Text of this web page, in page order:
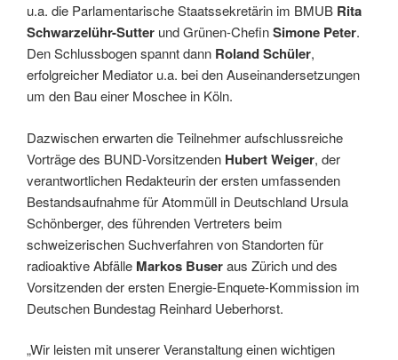
u.a. die Parlamentarische Staatssekretärin im BMUB Rita
Schwarzelühr-Sutter und Grünen-ChefinSimone Peter.
Den Schlussbogen spannt dann Roland Schüler,
erfolgreicher Mediator u.a. bei den Auseinandersetzungen
um den Bau einer Moschee in Köln.
Dazwischen erwarten die Teilnehmer aufschlussreiche
Vorträge des BUND-Vorsitzenden Hubert Weiger, der
verantwortlichen Redakteurin der ersten umfassenden
Bestandsaufnahme für Atommüll in Deutschland Ursula
Schönberger, des führenden Vertreters beim
schweizerischen Suchverfahren von Standorten für
radioaktive Abfälle Markos Buseraus Zürich und des
Vorsitzenden der ersten Energie-Enquete-Kommission im
Deutschen Bundestag Reinhard Ueberhorst.
„Wir leisten mit unserer Veranstaltung einen wichtigen